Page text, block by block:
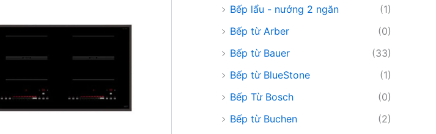
Bếp lẩu - nướng 2 ngăn
(1)
Bếp từ Arber
(0)
Bếp từ Bauer
(33)
Bếp từ BlueStone
(1)
Bếp Từ Bosch
(0)
Bếp từ Buchen
(2)